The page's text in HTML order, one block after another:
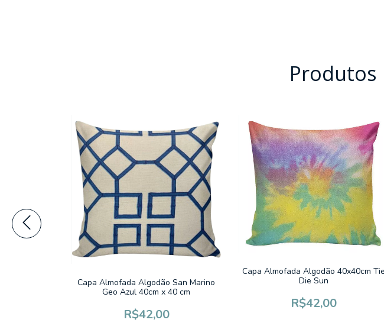
Produtos
Capa Almofada Algodão San Marino
Geo Azul 40cm x 40 cm
R$42,00
Capa Almofada Algodão 40x40cm Tie
Die Sun
R$42,00